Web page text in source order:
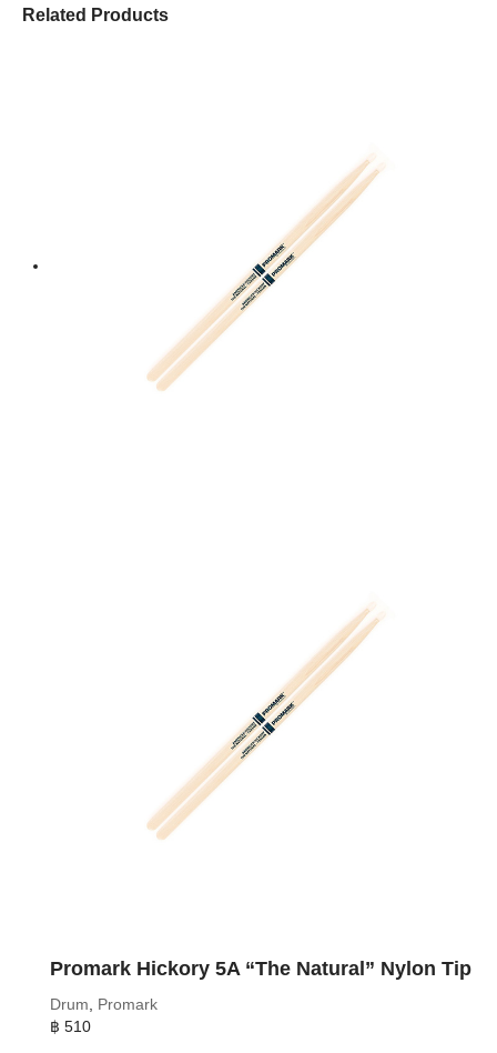
Related Products
Promark Hickory 5A “The Natural” Nylon Tip
Drum, Promark
฿ 510